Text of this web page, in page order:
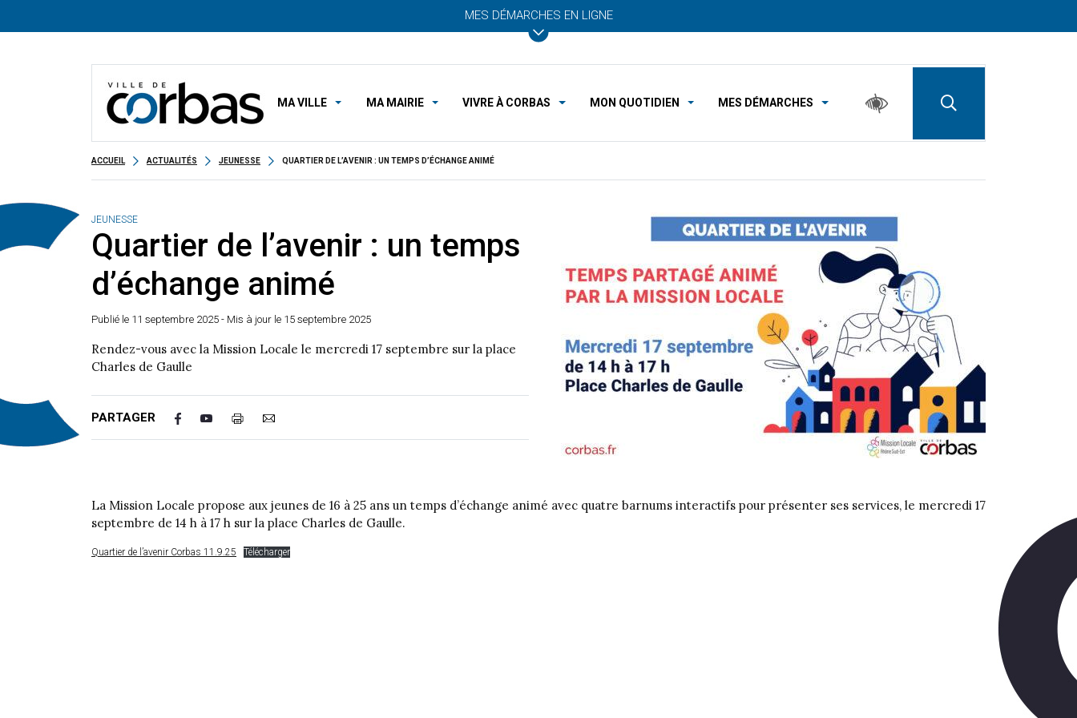
MES DÉMARCHES EN LIGNE
MA VILLE MA MAIRIE VIVRE À CORBAS MON QUOTIDIEN MES DÉMARCHES
ACCUEIL ACTUALITÉS JEUNESSE QUARTIER DE L’AVENIR : UN TEMPS D’ÉCHANGE ANIMÉ
JEUNESSE
Quartier de l’avenir : un temps
d’échange animé
Publié le 11 septembre 2025 - Mis à jour le 15 septembre 2025
Rendez-vous avec la Mission Locale le mercredi 17 septembre sur la place
Charles de Gaulle
PARTAGER
La Mission Locale propose aux jeunes de 16 à 25 ans un temps d’échange animé avec quatre barnums interactifs pour présenter ses services, le mercredi 17
septembre de 14 h à 17 h sur la place Charles de Gaulle.
Quartier de l’avenir Corbas 11.9.25 Télécharger